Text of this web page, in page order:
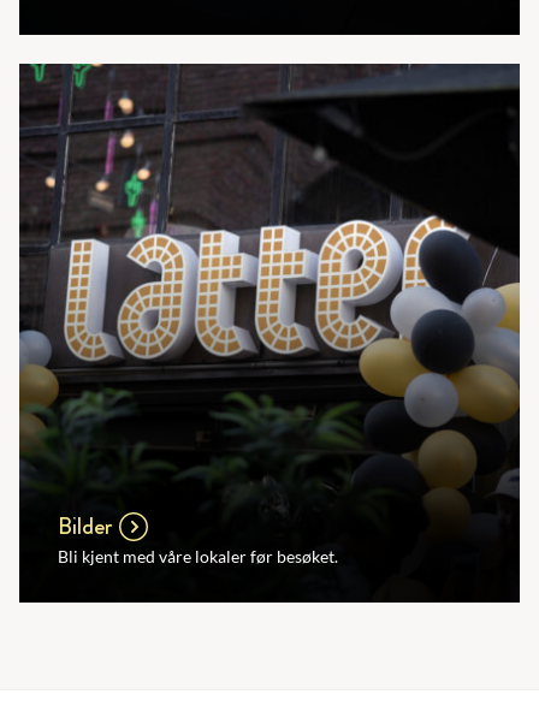
Bilder
Bli kjent med våre lokaler før besøket.